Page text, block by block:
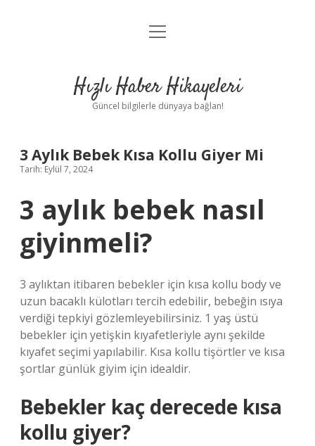
Anasayfa
Yasal Uyarı
menüyü
Hızlı Haber Hikayeleri
Güncel bilgilerle dünyaya bağlan!
3 Aylık Bebek Kısa Kollu Giyer Mi
Tarih: Eylül 7, 2024
3 aylık bebek nasıl
giyinmeli?
3 aylıktan itibaren bebekler için kısa kollu body ve
uzun bacaklı külotları tercih edebilir, bebeğin ısıya
verdiği tepkiyi gözlemleyebilirsiniz. 1 yaş üstü
bebekler için yetişkin kıyafetleriyle aynı şekilde
kıyafet seçimi yapılabilir. Kısa kollu tişörtler ve kısa
şortlar günlük giyim için idealdir.
Bebekler kaç derecede kısa
kollu giyer?